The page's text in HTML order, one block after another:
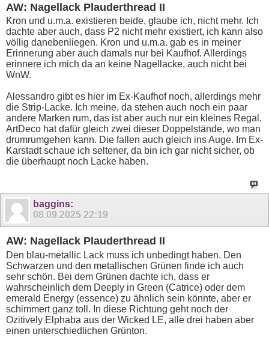
AW: Nagellack Plauderthread II
Kron und u.m.a. existieren beide, glaube ich, nicht mehr. Ich
dachte aber auch, dass P2 nicht mehr existiert, ich kann also
völlig danebenliegen. Kron und u.m.a. gab es in meiner
Erinnerung aber auch damals nur bei Kaufhof. Allerdings
erinnere ich mich da an keine Nagellacke, auch nicht bei
WnW.
Alessandro gibt es hier im Ex-Kaufhof noch, allerdings mehr
die Strip-Lacke. Ich meine, da stehen auch noch ein paar
andere Marken rum, das ist aber auch nur ein kleines Regal.
ArtDeco hat dafür gleich zwei dieser Doppelstände, wo man
drumrumgehen kann. Die fallen auch gleich ins Auge. Im Ex-
Karstadt schaue ich seltener, da bin ich gar nicht sicher, ob
die überhaupt noch Lacke haben.
baggins:
08.09.2025 22:19
AW: Nagellack Plauderthread II
Den blau-metallic Lack muss ich unbedingt haben. Den
Schwarzen und den metallischen Grünen finde ich auch
sehr schön. Bei dem Grünen dachte ich, dass er
wahrscheinlich dem Deeply in Green (Catrice) oder dem
emerald Energy (essence) zu ähnlich sein könnte, aber er
schimmert ganz toll. In diese Richtung geht noch der
Ozitively Elphaba aus der Wicked LE, alle drei haben aber
einen unterschiedlichen Grünton.